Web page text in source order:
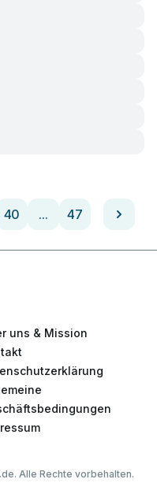
40 ... 47
uns & Mission
Alle Rechte vorbehalten.